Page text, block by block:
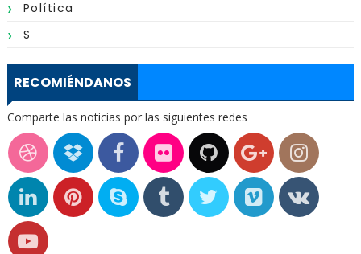
Política
S
RECOMIÉNDANOS
Comparte las noticias por las siguientes redes